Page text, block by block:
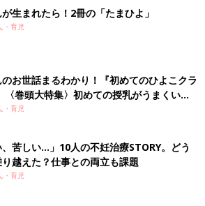
生まれたら！2冊の「たまひよ」
・育児
お世話まるわかり！『初めてのひよこクラ
〈巻頭大特集〉初めての授乳がうまくい
ぱい・ミルクの基本と夏のトラブル 解決テ
・育児
、苦しい…」10人の不妊治療STORY。どう
越えた？仕事との両立も課題
・育児